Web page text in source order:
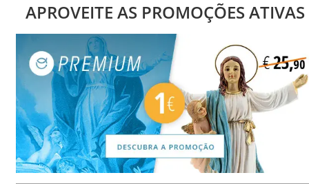
APROVEITE AS PROMOÇÕES ATIVAS